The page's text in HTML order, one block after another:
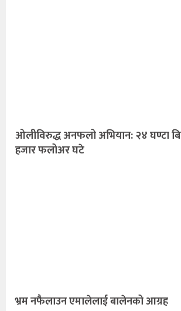
ओलीविरुद्ध अनफलो अभियान: २४ घण्टा
हजार फलोअर घटे
भ्रम नफैलाउन एमालेलाई बालेनको आग्रह